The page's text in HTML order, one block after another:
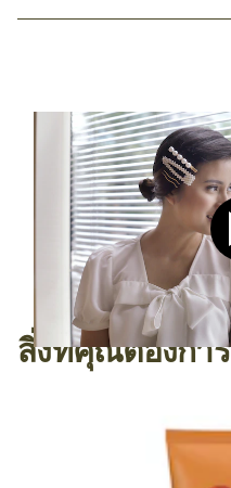
สิ่งที่คุณต้องการ